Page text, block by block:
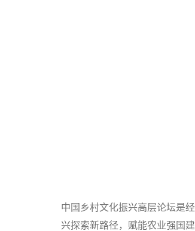
中国乡村文化振兴高层论坛是
兴探索新路径，赋能农业强国建